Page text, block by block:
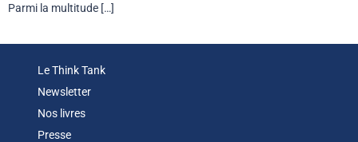
Parmi la multitude […]
Le Think Tank
Newsletter
Nos livres
Presse